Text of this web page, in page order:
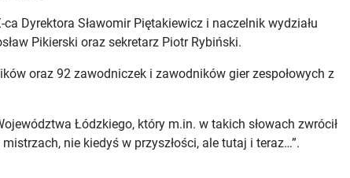
Dyrektora Sławomir Piętakiewicz i naczelnik wydziału
Pikierski oraz sekretarz Piotr Rybiński.
oraz 92 zawodniczek i zawodników gier zespołowych z
Łódzkiego, który m.in. w takich słowach zwrócił
nie kiedyś w przyszłości, ale tutaj i teraz…”.